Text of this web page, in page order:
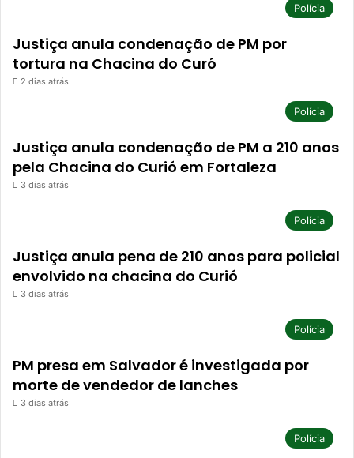
Polícia
Justiça anula condenação de PM por
tortura na Chacina do Curó
2 dias atrás
Polícia
Justiça anula condenação de PM a 210 anos
pela Chacina do Curió em Fortaleza
3 dias atrás
Polícia
Justiça anula pena de 210 anos para policial
envolvido na chacina do Curió
3 dias atrás
Polícia
PM presa em Salvador é investigada por
morte de vendedor de lanches
3 dias atrás
Polícia